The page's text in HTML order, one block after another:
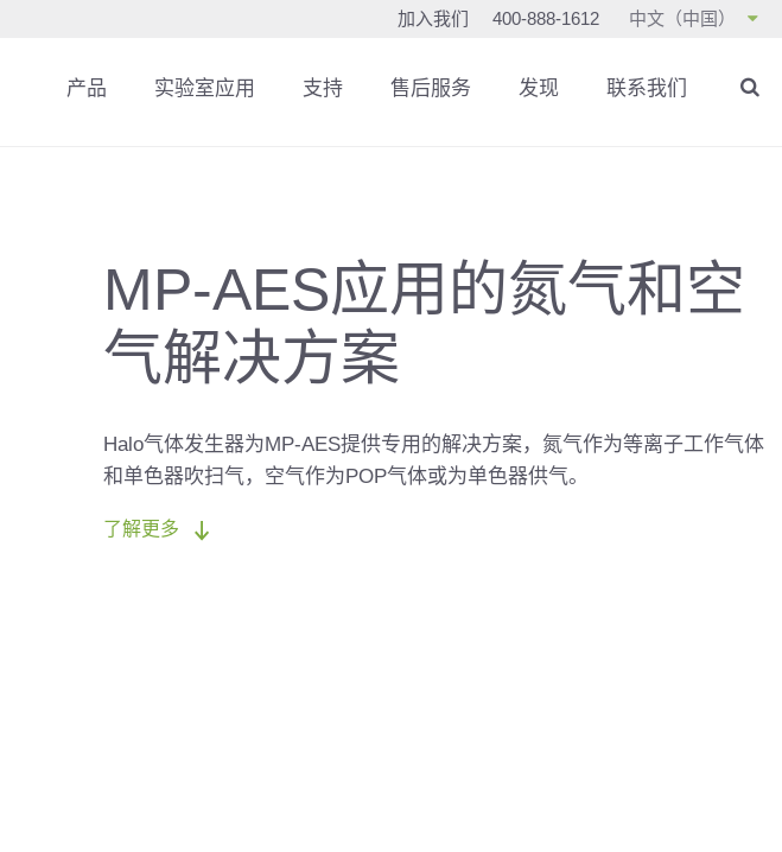
加入我们 400-888-1612 中文（中国）
产品 实验室应用 支持 售后服务 发现 联系我们
MP-AES应用的氮气和空
气解决方案
Halo气体发生器为MP-AES提供专用的解决方案，氮气作为等离子工作气体
和单色器吹扫气，空气作为POP气体或为单色器供气。
了解更多